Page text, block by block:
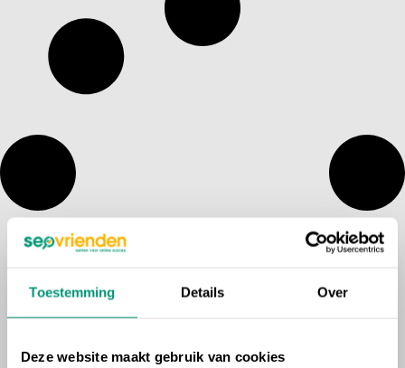
Toestemming Details Over
Deze website maakt gebruik van cookies